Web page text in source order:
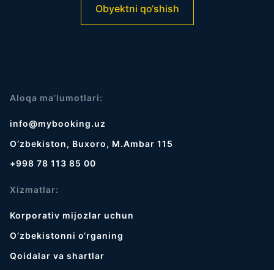
Obyektni qo‘shish
Aloqa ma’lumotlari:
info@mybooking.uz
O‘zbekiston, Buxoro, M.Ambar 115
+998 78 113 85 00
Xizmatlar:
Korporativ mijozlar uchun
O‘zbekistonni o‘rganing
Qoidalar va shartlar